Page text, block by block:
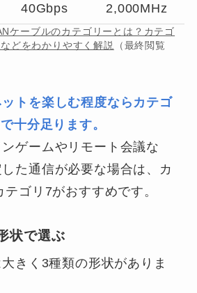
40Gbps 2,000MHz
ケーブルのカテゴリーとは？カテゴ
どをわかりやすく解説
（最終閲覧
トを楽しむ程度ならカテゴ
十分足ります。
ゲームやリモート会議な
た通信が必要な場合は、カ
ゴリ7がおすすめです。
状で選ぶ
きく3種類の形状がありま